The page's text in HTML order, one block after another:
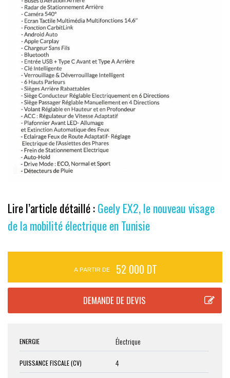
Lire l’article détaillé :Geely EX2, le nouveau visage
de la mobilité électrique en Tunisie
A PARTIR DE 52 000 DT
ENERGIE Électrique
PUISSANCE FISCALE (CV) 4